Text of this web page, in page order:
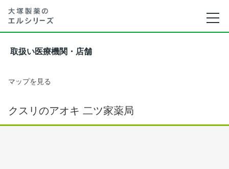
取扱い医療機関・店舗
マップを見る
クスリのアオキ 二ツ家薬局